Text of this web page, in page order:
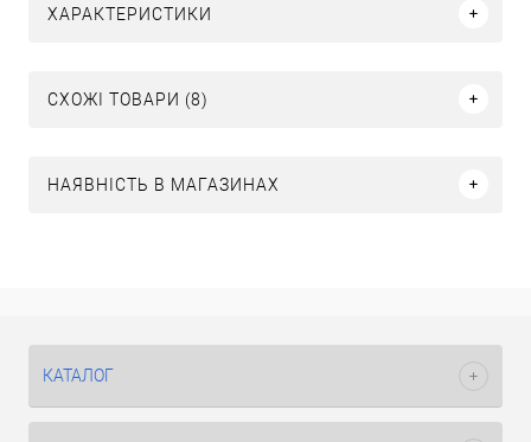
ХАРАКТЕРИСТИКИ
СХОЖІ ТОВАРИ (8)
НАЯВНІСТЬ В МАГАЗИНАХ
КАТАЛОГ